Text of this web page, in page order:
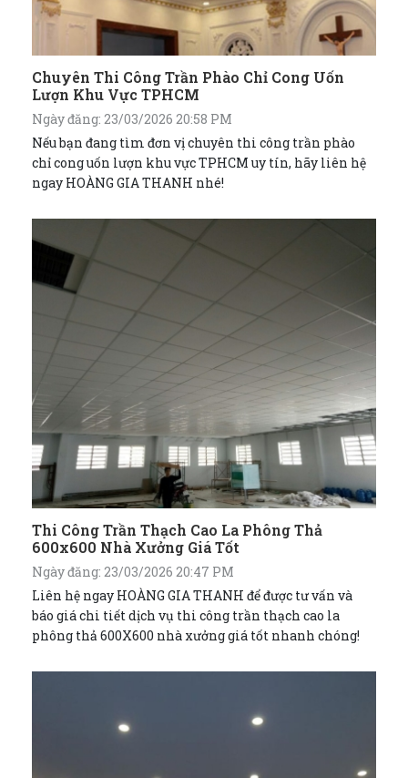
Chuyên Thi Công Trần Phào Chỉ Cong Uốn
Lượn Khu Vực TPHCM
Ngày đăng: 23/03/2026 20:58 PM
Nếu bạn đang tìm đơn vị chuyên thi công trần phào
chỉ cong uốn lượn khu vực TPHCM uy tín, hãy liên hệ
ngay HOÀNG GIA THANH nhé!
Thi Công Trần Thạch Cao La Phông Thả
600x600 Nhà Xưởng Giá Tốt
Ngày đăng: 23/03/2026 20:47 PM
Liên hệ ngay HOÀNG GIA THANH để được tư vấn và
báo giá chi tiết dịch vụ thi công trần thạch cao la
phông thả 600X600 nhà xưởng giá tốt nhanh chóng!